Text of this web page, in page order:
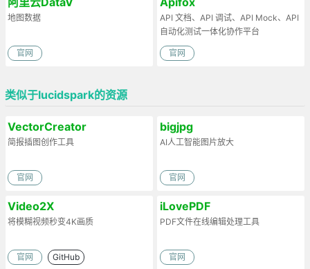
地图数据
官网
API 文档、API 调试、API Mock、API
自动化测试一体化协作平台
官网
类似于lucidspark的资源
VectorCreator
简报插图创作工具
官网
bigjpg
AI人工智能图片放大
官网
Video2X
将模糊视频秒变4K画质
官网 GitHub
iLovePDF
PDF文件在线编辑处理工具
官网